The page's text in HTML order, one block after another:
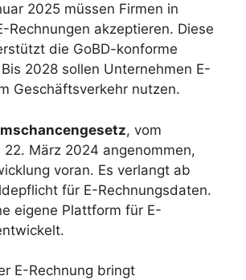
2025 müssen Firmen in
Rechnungen akzeptieren. Diese
die GoBD-konforme
2028 sollen Unternehmen E-
Geschäftsverkehr nutzen.
, vom
22. März 2024 angenommen,
voran. Es verlangt ab
für E-Rechnungsdaten.
eigene Plattform für E-
E-Rechnung bringt